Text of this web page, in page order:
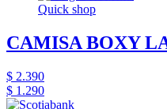
Quick shop
CAMISA BOXY
$ 2.390
$ 1.290